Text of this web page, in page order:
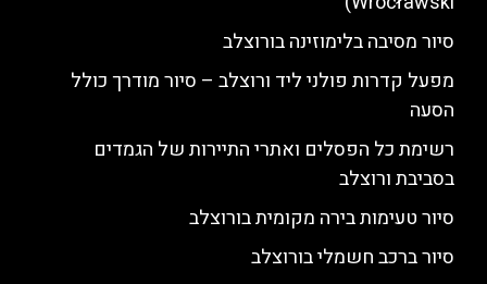
סיור מסיבה בלימוזינה בורוצלב
מפעל קדרות פולני ליד ורוצלב – סיור מודרך כולל
הסעה
רשימת כל הפסלים ואתרי התיירות של הגמדים
בסביבת ורוצלב
סיור טעימות בירה מקומית בורוצלב
סיור ברכב חשמלי בורוצלב